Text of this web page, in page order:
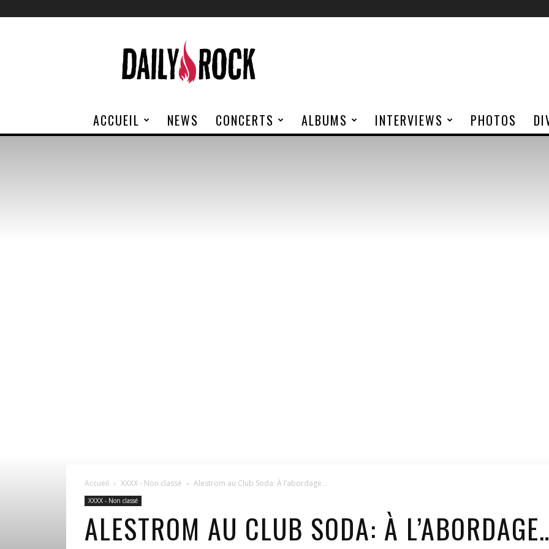
Rock
ACCUEIL NEWS CONCERTS ALBUMS INTERVIEWS PHOTOS
Accueil XXXX - Non classé Alestrom au Club Soda: À l’abordage…
XXXX - Non classé
ALESTROM AU CLUB SODA: À